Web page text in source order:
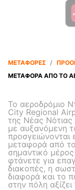
ΜΕΤΑΦΟΡΈΣ /
ΜΕΤΑΦΟΡΆ ΑΠΌ ΤΟ
Το αεροδρόμιο
City Regional
της Νέας
με αυξανόμενη
προσγειώνονται
μεταφορά από
σημαντικό μέρος
φτάνετε για
διακοπές, η
διαφορά και το
στην πόλη